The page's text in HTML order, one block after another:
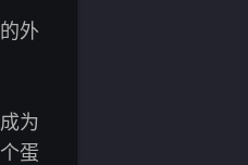
外
为
蛋